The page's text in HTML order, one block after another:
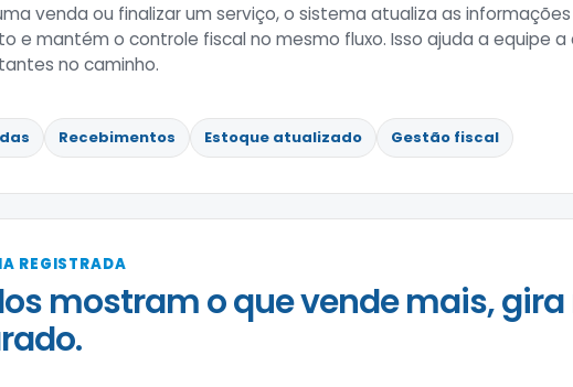
venda ou finalizar um serviço, o sistema atualiza as
e mantém o controle fiscal no mesmo fluxo. Isso ajuda a equipe
no caminho.
Recebimentos Estoque atualizado Gestão fiscal
REGISTRADA
mostram o que vende mais,